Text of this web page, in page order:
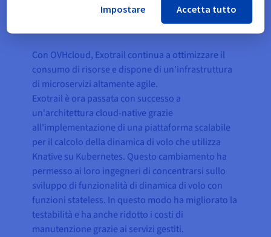
Con OVHcloud, Exotrail continua a ottimizzare il
consumo di risorse e dispone di un'infrastruttura
di microservizi altamente agile.
Exotrail è ora passata con successo a
un'architettura cloud-native grazie
all'implementazione di una piattaforma scalabile
per il calcolo della dinamica di volo che utilizza
Knative su Kubernetes. Questo cambiamento ha
permesso ai loro ingegneri di concentrarsi sullo
sviluppo di funzionalità di dinamica di volo con
funzioni stateless. In questo modo ha migliorato la
testabilità e ha anche ridotto i costi di
manutenzione grazie ai servizi gestiti.
Impostare Accetta tutto